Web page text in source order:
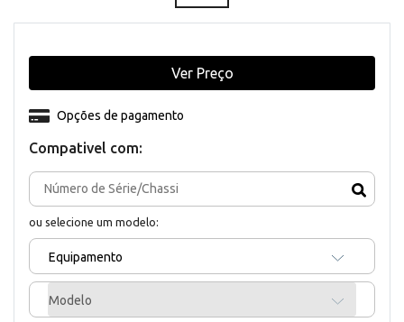
Compativel com:
ou selecione um modelo:
Equipamento
Modelo
Opções de pagamento
Ver Preço